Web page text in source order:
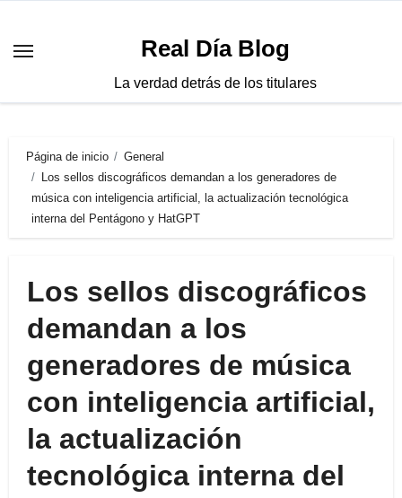
contenido
Real Día Blog
La verdad detrás de los titulares
Página de inicio
General
Los sellos discográficos demandan a los generadores de
música con inteligencia artificial, la actualización tecnológica
interna del Pentágono y HatGPT
Los sellos discográficos
demandan a los
generadores de música
con inteligencia artificial,
la actualización
tecnológica interna del